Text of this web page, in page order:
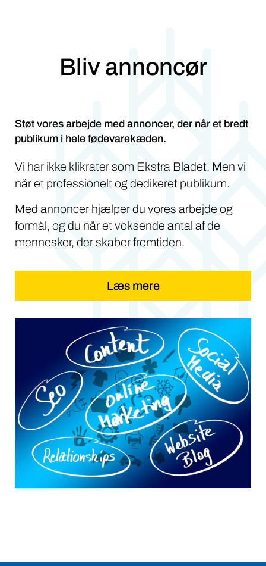
Bliv annoncør
Støt vores arbejde med annoncer, der når et bredt
publikum i hele fødevarekæden.
Vi har ikke klikrater som Ekstra Bladet. Men vi
når et professionelt og dedikeret publikum.
Med annoncer hjælper du vores arbejde og
formål, og du når et voksende antal af de
mennesker, der skaber fremtiden.
Læs mere